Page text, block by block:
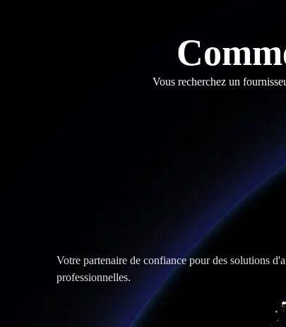
Vous recherchez un
Votre partenaire de confiance pour des solutions
professionnelles.